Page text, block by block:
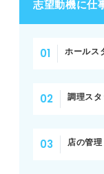
志望動機に仕
ホールス
調理スタ
店の管理